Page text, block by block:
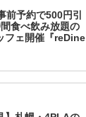
前予約で500円引
食べ飲み放題の
フェ開催『reDine